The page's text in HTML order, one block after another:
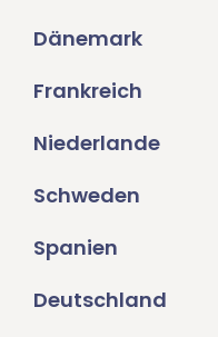
Dänemark
Frankreich
Niederlande
Schweden
Spanien
Deutschland